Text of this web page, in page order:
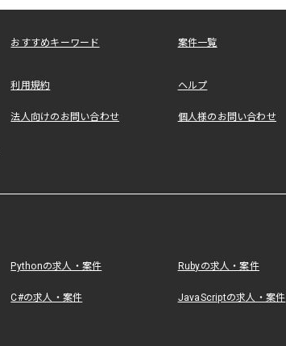
おすすめキーワード 案件一覧
利用規約 ヘルプ
法人向けのお問い合わせ 個人様のお問い合わせ
Pythonの求人・案件 Rubyの求人・案件
C#の求人・案件 JavaScriptの求人・案件